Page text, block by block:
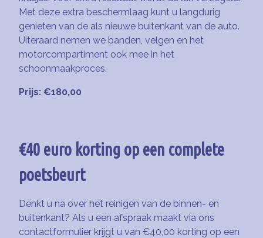
Met deze extra beschermlaag kunt u langdurig
genieten van de als nieuwe buitenkant van de auto.
Uiteraard nemen we banden, velgen en het
motorcompartiment ook mee in het
schoonmaakproces.
Prijs: €180,00
€40 euro korting op een complete
poetsbeurt
Denkt u na over het reinigen van de binnen- en
buitenkant? Als u een afspraak maakt via ons
contactformulier krijgt u van €40,00 korting op een